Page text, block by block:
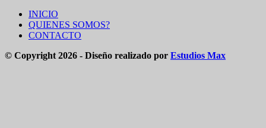
INICIO
QUIENES SOMOS?
CONTACTO
© Copyright 2026 - Diseño realizado por Estudios Max